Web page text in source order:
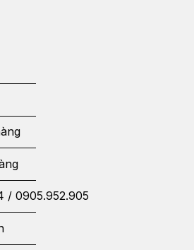
/ 0905.952.905